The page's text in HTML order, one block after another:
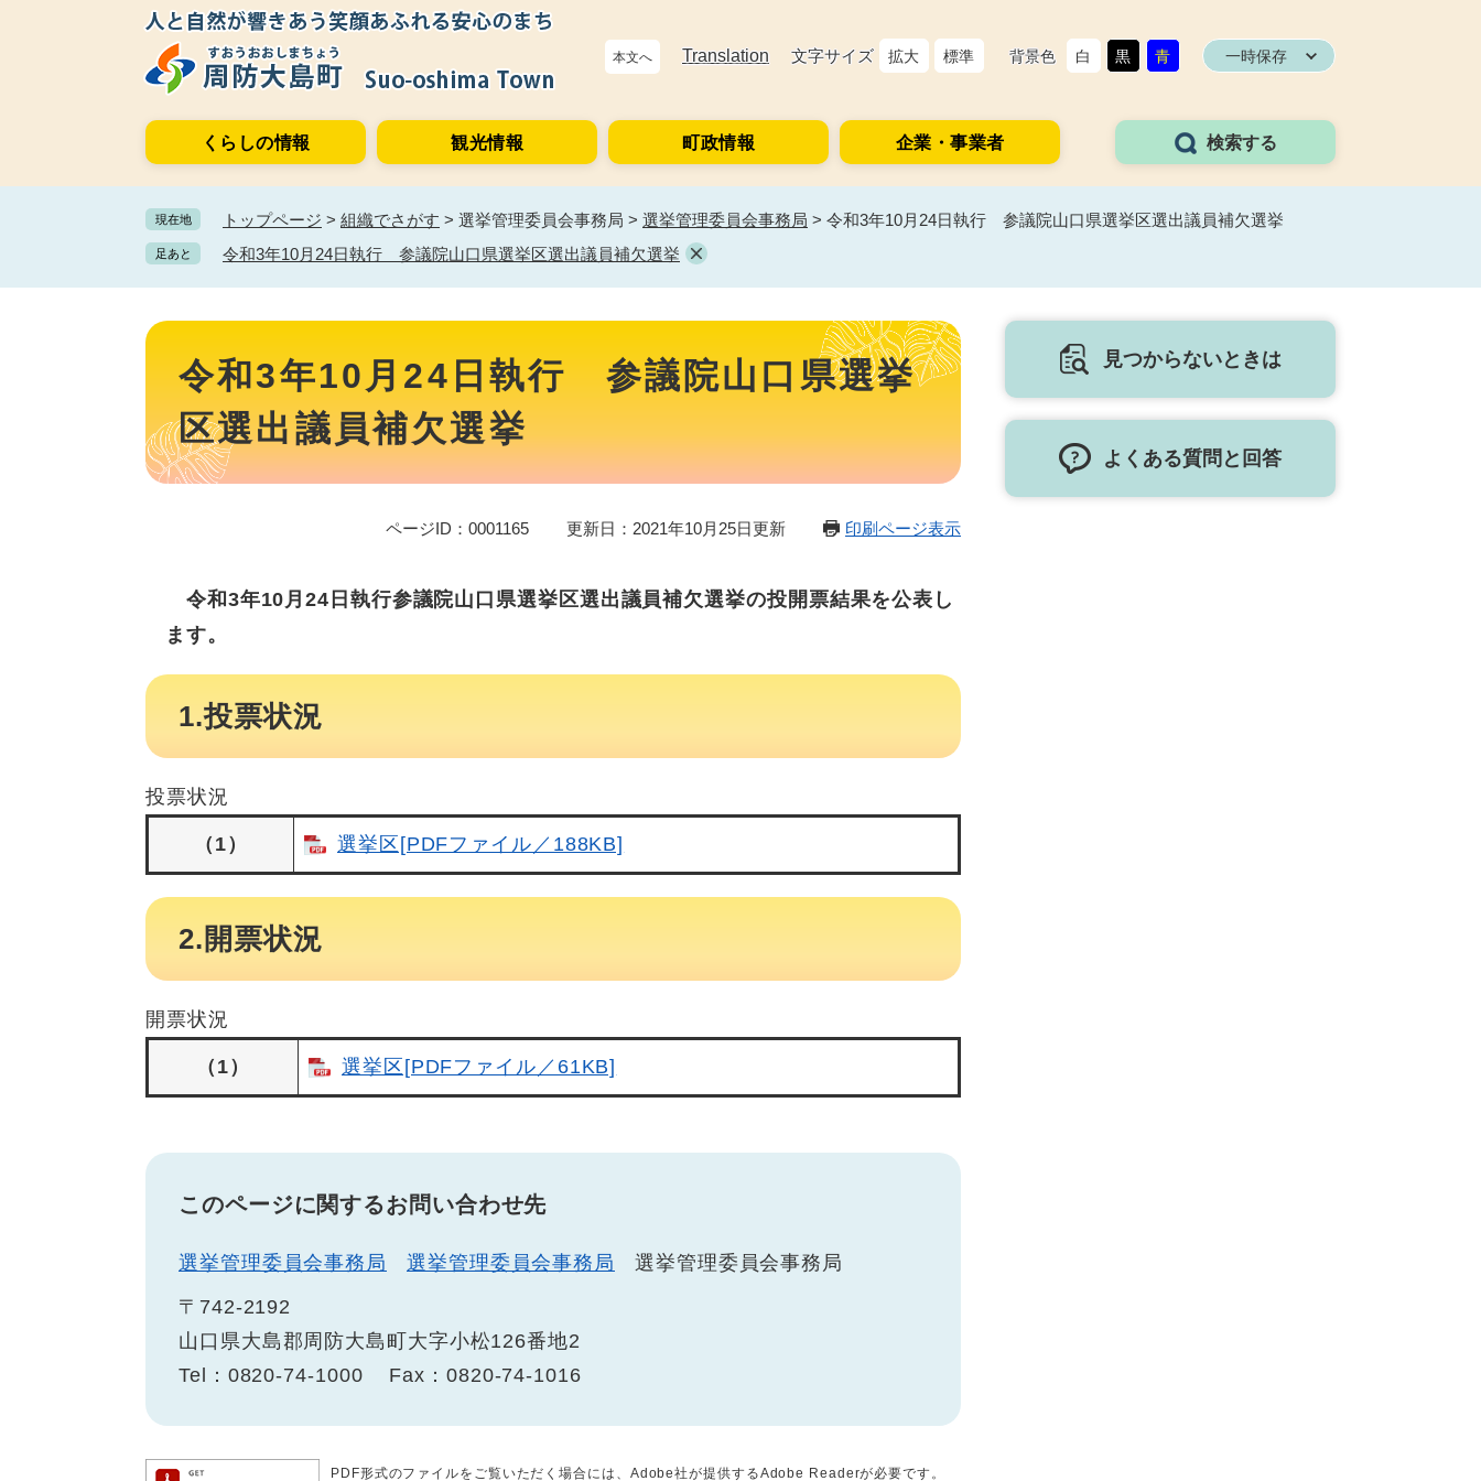
本文へ Translation 文字サイズ 拡大 標準 背景色 白 黒 青 一時保存
くらしの情報 観光情報 町政情報 企業・事業者 検索する
現在地 トップページ > 組織でさがす > 選挙管理委員会事務局 > 選挙管理委員会事務局 > 令和3年10月24日執行 参議院山口県選挙区選出議員補欠選挙
足あと 令和3年10月24日執行 参議院山口県選挙区選出議員補欠選挙
本
令和3年10月24日執行 参議院山口県選挙
区選出議員補欠選挙
ページID：0001165 更新日：2021年10月25日更新 印刷ページ表示
令和3年10月24日執行参議院山口県選挙区選出議員補欠選挙の投開票結果を公表し
ます。
1.投票状況
投票状況
（1） 選挙区[PDFファイル／188KB]
2.開票状況
開票状況
（1） 選挙区[PDFファイル／61KB]
このページに関するお問い合わせ先
選挙管理委員会事務局 選挙管理委員会事務局
選挙管理委員会事務局
〒742-2192
山口県大島郡周防大島町大字小松126番地2
Tel：0820-74-1000
Fax：0820-74-1016
PDF形式のファイルをご覧いただく場合には、Adobe社が提供するAdobe Readerが必要です。
見つからないときは
よくある質問と回答